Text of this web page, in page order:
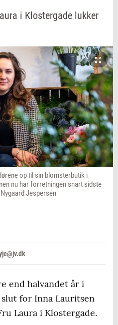
i Klostergade lukker
op til sin blomsterbutik i
nu har forretningen snart sidste
Jespersen
end halvandet år i
for Inna Lauritsen
Laura i Klostergade.